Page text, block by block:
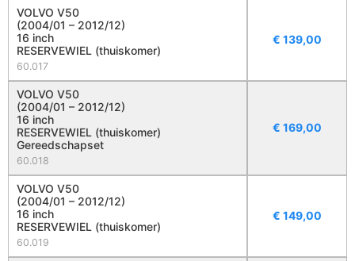
VOLVO V50
(2004/01 – 2012/12)
16 inch
RESERVEWIEL (thuiskomer)
60.017
€ 139,00
VOLVO V50
(2004/01 – 2012/12)
16 inch
RESERVEWIEL (thuiskomer)
Gereedschapset
60.018
€ 169,00
VOLVO V50
(2004/01 – 2012/12)
16 inch
RESERVEWIEL (thuiskomer)
60.019
€ 149,00